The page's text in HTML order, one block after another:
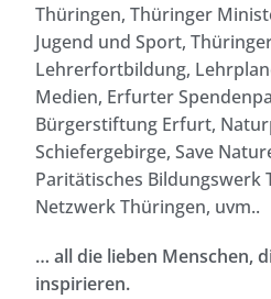
Thüringen, Thüringer
Jugend und Sport,
Lehrerfortbildung,
Medien, Erfurter
Bürgerstiftung Erfurt,
Schiefergebirge, Save
Paritätisches Bildungswerk
Netzwerk Thüringen, uvm..
… all die lieben Menschen,
inspirieren.